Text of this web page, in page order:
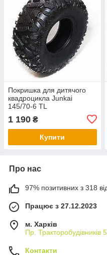
Покришка для дитячого
квадроцикла Junkai
145/70-6 TL
1 190 ₴
Купити
Про нас
97% позитивних з 318
Працює з 27.12.2023
м. Харків
Пр. Тракторобудiвникiв
Контакти